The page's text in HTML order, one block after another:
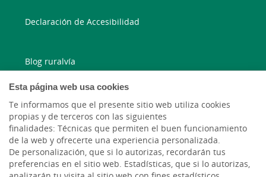
Esta página web usa cookies
Te informamos que el presente sitio web utiliza cookies
propias y de terceros con las siguientes
finalidades: Técnicas que permiten el buen funcionamiento
de la web y ofrecerte una experiencia personalizada.
De personalización, que si lo autorizas, recordarán tus
preferencias en el sitio web. Estadísticas, que si lo autorizas,
Declaración de Accesibilidad
Blog ruralvía
Blog Joven In
Facebook
Twitter